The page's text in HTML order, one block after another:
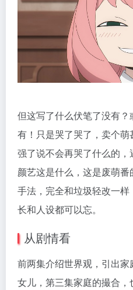
但这写了什么伏笔了没有
有！只是哭了哭了，卖个
强了说不会再哭了什么的，
颜艺这是什么，这是废萌
手法，完全和垃圾轻改一
长和人设都可以忘。
从剧情看
前两集介绍世界观，引出
女儿，第三集家庭的撮合